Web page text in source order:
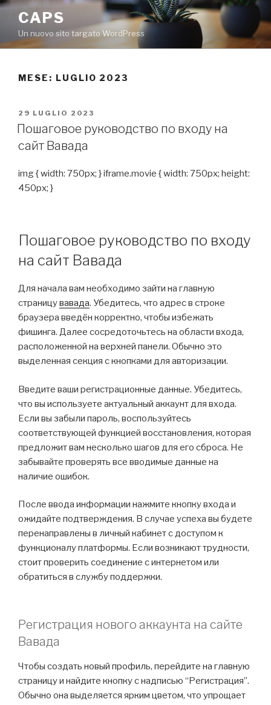
Salta
contenuto
CAPS
Un nuovo sito targato WordPress
MESE: LUGLIO 2023
PUBBLICATO
IL
29 LUGLIO 2023
Пошаговое руководство по входу на
сайт Вавада
img { width: 750px; } iframe.movie { width: 750px; height:
450px; }
Пошаговое руководство по входу
на сайт Вавада
Для начала вам необходимо зайти на главную
страницувавада. Убедитесь, что адрес в строке
браузера введён корректно, чтобы избежать
фишинга. Далее сосредоточьтесь на области входа,
расположенной на верхней панели. Обычно это
выделенная секция с кнопками для авторизации.
Введите ваши регистрационные данные. Убедитесь,
что вы используете актуальный аккаунт для входа.
Если вы забыли пароль, воспользуйтесь
соответствующей функцией восстановления, которая
предложит вам несколько шагов для его сброса. Не
забывайте проверять все вводимые данные на
наличие ошибок.
После ввода информации нажмите кнопку входа и
ожидайте подтверждения. В случае успеха вы будете
перенаправлены в личный кабинет с доступом к
функционалу платформы. Если возникают трудности,
стоит проверить соединение с интернетом или
обратиться в службу поддержки.
Регистрация нового аккаунта на сайте
Вавада
Чтобы создать новый профиль, перейдите на главную
страницу и найдите кнопку с надписью “Регистрация”.
Обычно она выделяется ярким цветом, что упрощает